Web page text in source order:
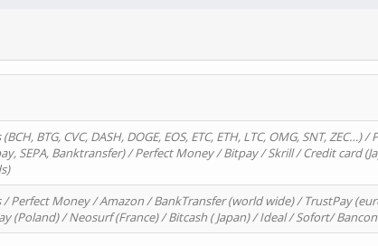
BTG, CVC, DASH, DOGE, EOS, ETC, ETH, LTC, OMG, SNT, ZEC…) /
SEPA, Banktransfer) / Perfect Money / Bitpay / Skrill / Credit card
Perfect Money / Amazon / BankTransfer (world wide) / TrustPay
(Poland) / Neosurf (France) / Bitcash ( Japan) / Ideal / Sofort/